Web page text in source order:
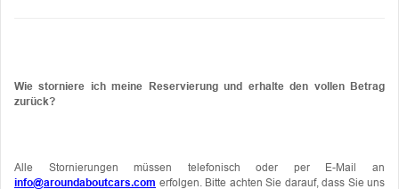
Wie storniere ich meine Reservierung und erhalte den vollen Betrag
zurück?
Alle Stornierungen müssen telefonisch oder per E-Mail an
info@aroundaboutcars.com erfolgen. Bitte achten Sie darauf, dass Sie uns